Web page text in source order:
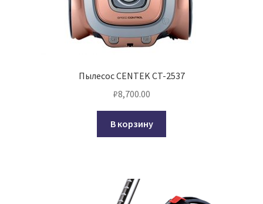
Пылесос CENTEK CT-2537
₽8,700.00
В корзину